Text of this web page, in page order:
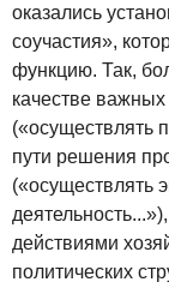
оказались
соучастия»,
функцию. Так,
качестве
(«осуществлять
пути решения
(«осуществлять
действиями
политических